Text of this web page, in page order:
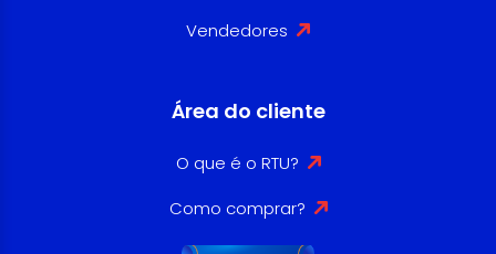
Vendedores
Área do cliente
O que é o RTU?
Como comprar?